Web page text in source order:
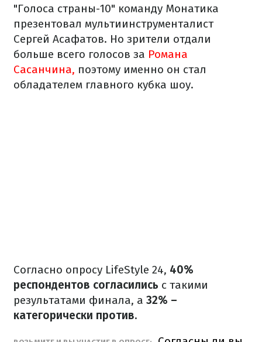
"Голоса страны-10" команду Монатика
презентовал мультиинструменталист
Сергей Асафатов. Но зрители отдали
больше всего голосов за Романа
Сасанчина, поэтому именно он стал
обладателем главного кубка шоу.
Согласно опросу LifeStyle 24, 40%
респондентов согласились с такими
результатами финала, а 32% –
категорически против.